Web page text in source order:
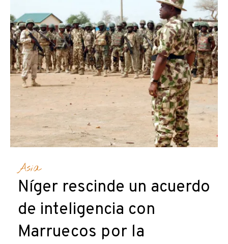
Asia
Níger rescinde un acuerdo
de inteligencia con
Marruecos por la